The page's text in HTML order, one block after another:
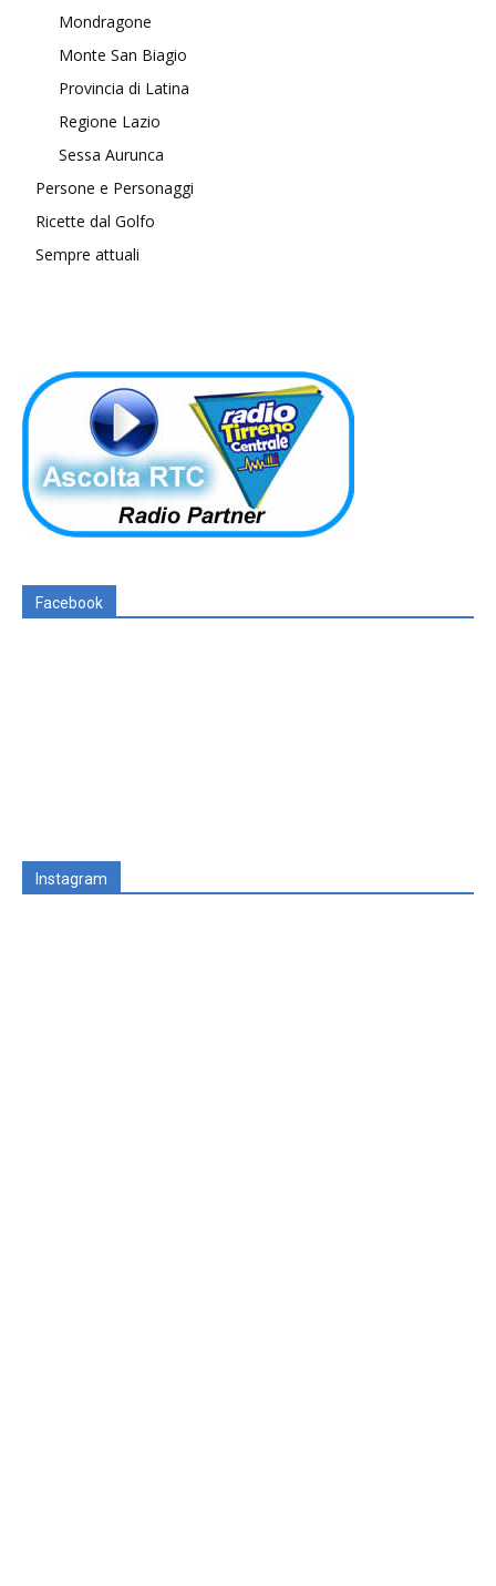
Mondragone
Monte San Biagio
Provincia di Latina
Regione Lazio
Sessa Aurunca
Persone e Personaggi
Ricette dal Golfo
Sempre attuali
Facebook
Instagram